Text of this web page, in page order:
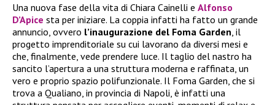
Una nuova fase della vita di Chiara Cainelli e Alfonso
D’Apice sta per iniziare. La coppia infatti ha fatto un grande
annuncio, ovvero l’inaugurazione del Foma Garden , il
progetto imprenditoriale su cui lavorano da diversi mesi e
che, finalmente, vede prendere luce. Il taglio del nastro ha
sancito l’apertura a una struttura moderna e raffinata, un
vero e proprio spazio polifunzionale. Il Foma Garden, che si
trova a Qualiano, in provincia di Napoli, è infatti una